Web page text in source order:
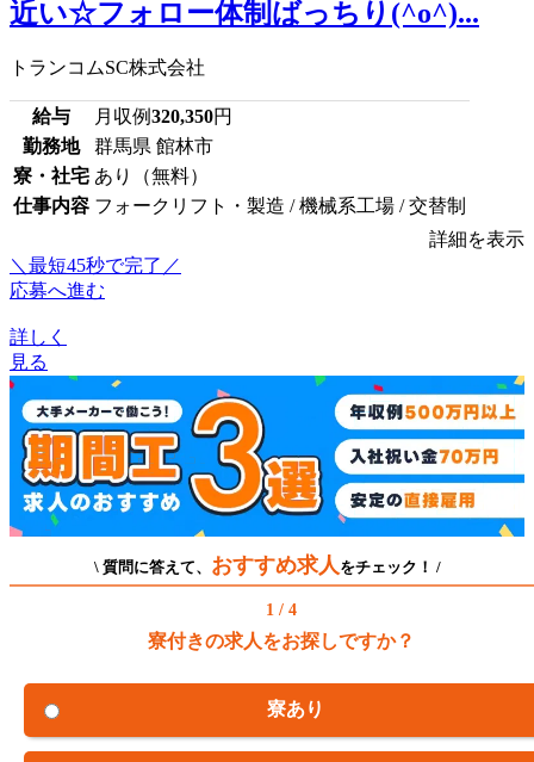
近い☆フォロー体制ばっちり(^o^)...
トランコムSC株式会社
給与 月収例320,350円
勤務地
群馬県 館林市
寮・社宅 あり（無料）
仕事内容 フォークリフト・製造 / 機械系工場 / 交替制
詳細を表示
＼最短45秒で完了／
応募へ進む
詳しく
見る
\ 質問に答えて、 おすすめ求人 をチェック！ /
1 / 4
寮付きの求人をお探しですか？
寮あり